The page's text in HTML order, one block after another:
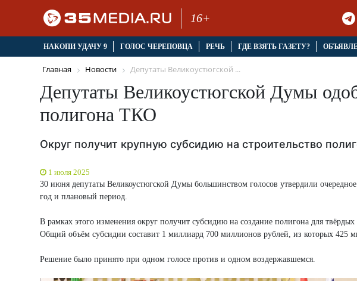
16+
НАКОПИ УДАЧУ 9 ГОЛОС ЧЕРЕПОВЦА РЕЧЬ ГДЕ ВЗЯТЬ ГАЗЕТУ?
Главная Новости Депутаты Великоустюгской ...
Депутаты Великоустюгской Думы
полигона ТКО
Округ получит крупную субсидию на строительство
1 июля 2025
30 июня депутаты Великоустюгской Думы большинством голосов утвердили
год и плановый период.
В рамках этого изменения округ получит субсидию на создание полигона для
Общий объём субсидии составит 1 миллиард 700 миллионов рублей, из которых 425
Решение было принято при одном голосе против и одном воздержавшемся.